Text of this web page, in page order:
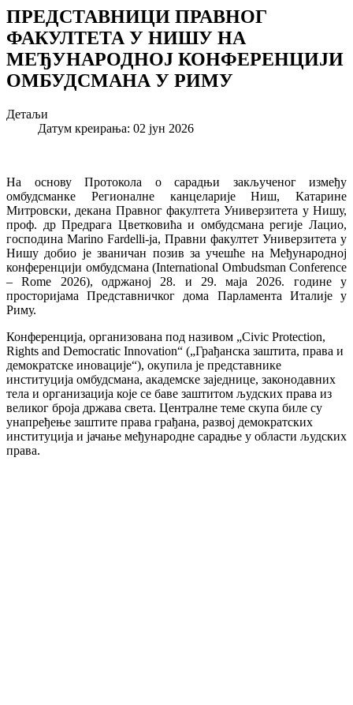
ПРЕДСТАВНИЦИ ПРАВНОГ
ФАКУЛТЕТА У НИШУ НА
МЕЂУНАРОДНОЈ КОНФЕРЕНЦИЈИ
ОМБУДСМАНА У РИМУ
Детаљи
Датум креирања: 02 јун 2026
На основу Протокола о сарадњи закљученог између
омбудсманке Регионалне канцеларије Ниш, Катарине
Митровски, декана Правног факултета Универзитета у Нишу,
проф. др Предрага Цветковића и омбудсмана регије Лацио,
господина Marino Fardelli-ja, Правни факултет Универзитета у
Нишу добио је званичан позив за учешће на Међународној
конференцији омбудсмана (International Ombudsman Conference
– Rome 2026), одржаној 28. и 29. маја 2026. године у
просторијама Представничког дома Парламента Италије у
Риму.
Конференција, организована под називом „Civic Protection,
Rights and Democratic Innovation“ („Грађанска заштита, права и
демократске иновације“), окупила је представнике
институција омбудсмана, академске заједнице, законодавних
тела и организација које се баве заштитом људских права из
великог броја држава света. Централне теме скупа биле су
унапређење заштите права грађана, развој демократских
институција и јачање међународне сарадње у области људских
права.